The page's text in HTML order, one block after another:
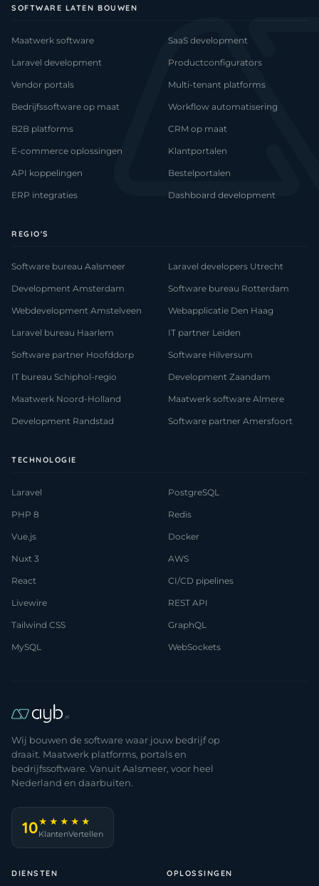
SOFTWARE LATEN BOUWEN
Maatwerk software
Laravel development
Vendor portals
Bedrijfssoftware op maat
B2B platforms
E-commerce oplossingen
API koppelingen
ERP integraties
SaaS development
Productconfigurators
Multi-tenant platforms
Workflow automatisering
CRM op maat
Klantportalen
Bestelportalen
Dashboard development
REGIO'S
Software bureau Aalsmeer
Development Amsterdam
Webdevelopment Amstelveen
Laravel bureau Haarlem
Software partner Hoofddorp
IT bureau Schiphol-regio
Maatwerk Noord-Holland
Development Randstad
Laravel developers Utrecht
Software bureau Rotterdam
Webapplicatie Den Haag
IT partner Leiden
Software Hilversum
Development Zaandam
Maatwerk software Almere
Software partner Amersfoort
TECHNOLOGIE
Laravel
PHP 8
Vue.js
Nuxt 3
React
Livewire
Tailwind CSS
MySQL
PostgreSQL
Redis
Docker
AWS
CI/CD pipelines
REST API
GraphQL
WebSockets
Wij bouwen de software waar jouw bedrijf op
draait. Maatwerk platforms, portals en
bedrijfssoftware. Vanuit Aalsmeer, voor heel
Nederland en daarbuiten.
10★★★★★
KlantenVertellen
DIENSTEN OPLOSSINGEN